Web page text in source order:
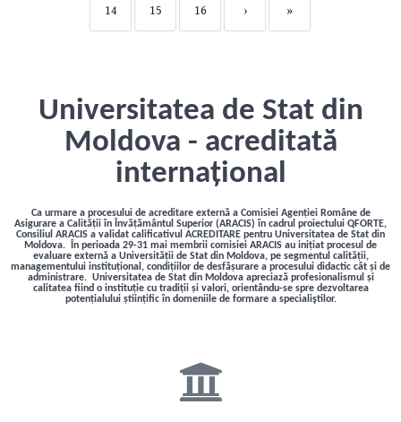
14 15 16 › »
Universitatea de Stat din
Moldova - acreditată
internațional
Ca urmare a procesului de acreditare externă a Comisiei Agenției Române de
Asigurare a Calității în Învățământul Superior (ARACIS) în cadrul proiectului QFORTE,
Consiliul ARACIS a validat calificativul ACREDITARE pentru Universitatea de Stat din
Moldova. În perioada 29-31 mai membrii comisiei ARACIS au inițiat procesul de
evaluare externă a Universității de Stat din Moldova, pe segmentul calității,
managementului instituțional, condițiilor de desfășurare a procesului didactic cât și de
administrare. Universitatea de Stat din Moldova apreciază profesionalismul și
calitatea fiind o instituție cu tradiții și valori, orientându-se spre dezvoltarea
potențialului științific în domeniile de formare a specialiştilor.